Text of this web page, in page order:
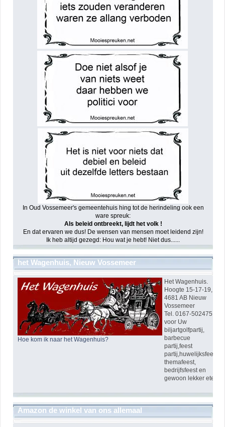
In Oud Vossemeer's gemeentehuis hing tot de herindeling ook een
ware spreuk:
Als beleid ontbreekt, lijdt het volk !
En dat ervaren we dus! De wensen van mensen moet leidend zijn!
Ik heb altijd gezegd: Hou wat je hebt! Niet dus......
het Wagenhuis, Nieuw Vossemeer
Hoe kom ik naar het Wagenhuis?
Het Wagenhuis.
Hoogte 15-17-19,
4681 AB Nieuw
Vossemeer
Tel. 0167-502475
voor Uw
biljartgolfpartij,
barbecue
partij,feest
partij,huwelijksfeest,
themafeest,
bedrijfsfeest en
gewoon lekker eten!
Amazon de winkel van ons allemaal